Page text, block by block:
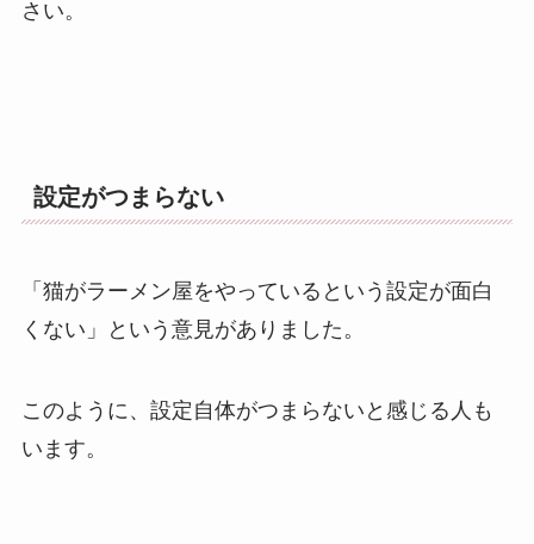
さい。
設定がつまらない
「猫がラーメン屋をやっているという設定が面白
くない」という意見がありました。
このように、設定自体がつまらないと感じる人も
います。